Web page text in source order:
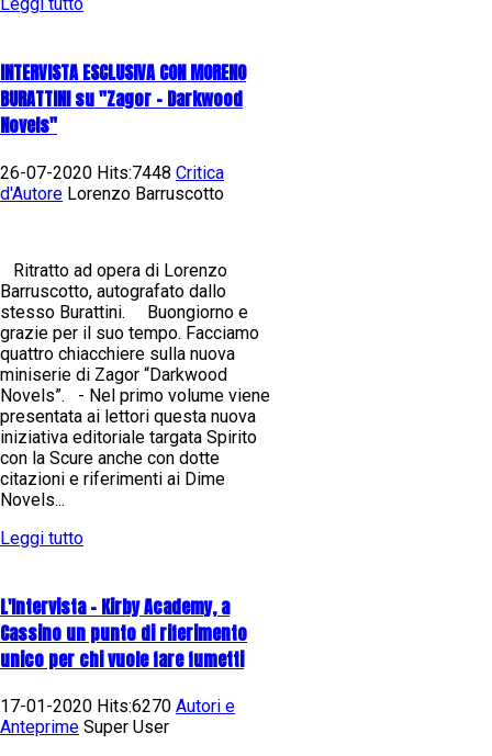
INTERVISTA ESCLUSIVA CON MORENO
BURATTINI su "Zagor - Darkwood
Novels"
26-07-2020 Hits:7448 Critica
d'Autore Lorenzo Barruscotto
Ritratto ad opera di Lorenzo
Barruscotto, autografato dallo
stesso Burattini. Buongiorno e
grazie per il suo tempo. Facciamo
quattro chiacchiere sulla nuova
miniserie di Zagor “Darkwood
Novels”. - Nel primo volume viene
presentata ai lettori questa nuova
iniziativa editoriale targata Spirito
con la Scure anche con dotte
citazioni e riferimenti ai Dime
Novels...
Leggi tutto
L'Intervista - Kirby Academy, a
Cassino un punto di riferimento
unico per chi vuole fare fumetti
17-01-2020 Hits:6270 Autori e
Anteprime Super User